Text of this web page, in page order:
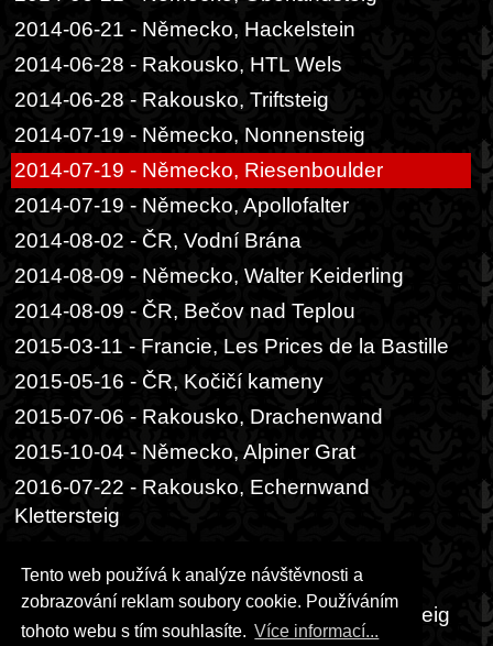
Tento web používá k analýze návštěvnosti a
zobrazování reklam soubory cookie. Používáním
tohoto webu s tím souhlasíte. Více informací...
2014-06-21 - Německo, Hackelstein
2014-06-28 - Rakousko, HTL Wels
2014-06-28 - Rakousko, Triftsteig
2014-07-19 - Německo, Nonnensteig
2014-07-19 - Německo, Riesenboulder
2014-07-19 - Německo, Apollofalter
2014-08-02 - ČR, Vodní Brána
2014-08-09 - Německo, Walter Keiderling
2014-08-09 - ČR, Bečov nad Teplou
2015-03-11 - Francie, Les Prices de la Bastille
2015-05-16 - ČR, Kočičí kameny
2015-07-06 - Rakousko, Drachenwand
2015-10-04 - Německo, Alpiner Grat
2016-07-22 - Rakousko, Echernwand
Klettersteig
Klettersteig
2016-07-29 - Rakousko, Intersport Klettersteig